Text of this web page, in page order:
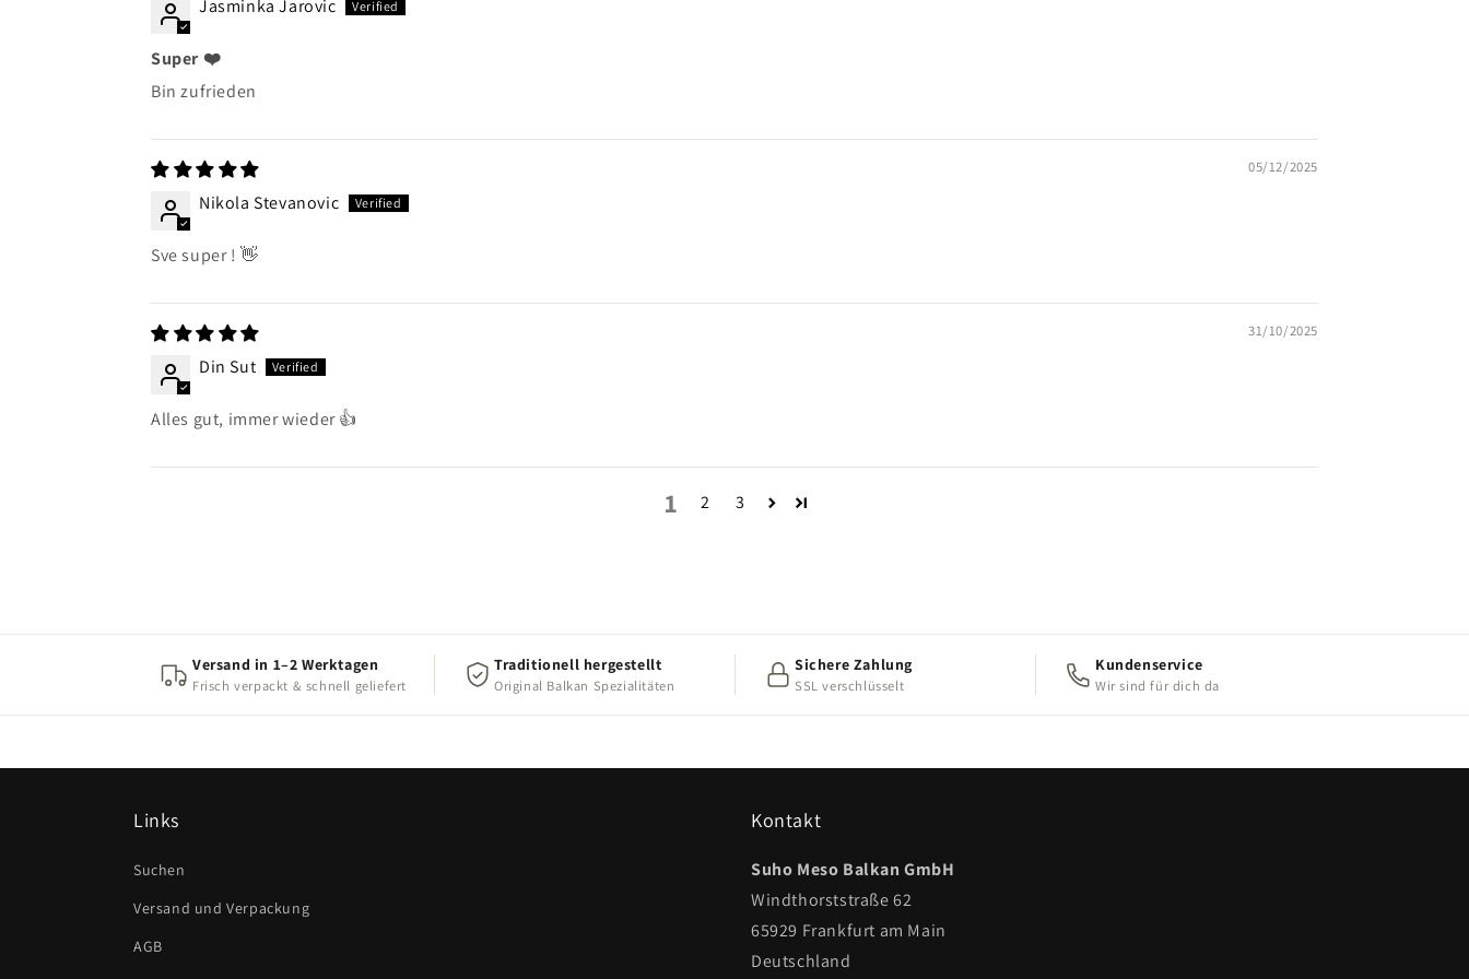
Jasminka Jarovic
Super ❤️
Bin zufrieden
05/12/2025
Nikola Stevanovic
Sve super ! 👋
31/10/2025
Din Sut
Alles gut, immer wieder 👍
1 2 3
Versand in 1–2 Werktagen
Frisch verpackt & schnell geliefert
Traditionell hergestellt
Original Balkan Spezialitäten
Sichere Zahlung
SSL verschlüsselt
Kundenservice
Wir sind für dich da
Links
Suchen
Versand und Verpackung
AGB
Kontakt
Suho Meso Balkan GmbH
Windthorststraße 62
65929 Frankfurt am Main
Deutschland